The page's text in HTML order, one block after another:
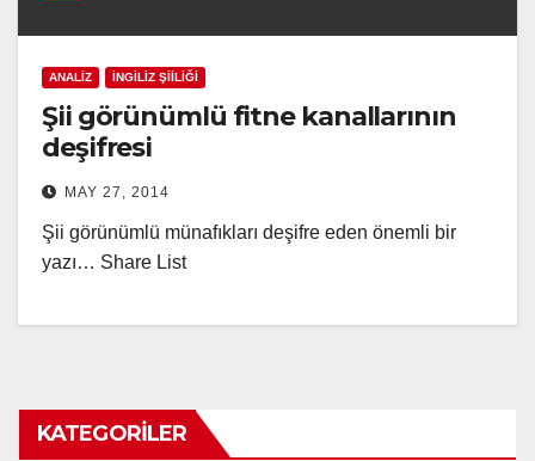
ANALIZ İNGILIZ ŞIILIĞI
Şii görünümlü fitne kanallarının
deşifresi
MAY 27, 2014
Şii görünümlü münafıkları deşifre eden önemli bir
yazı… Share List
KATEGORILER